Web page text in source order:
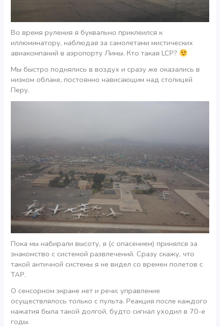
Во время руления я буквально приклеился к
иллюминатору, наблюдая за самолетами мистических
авиакомпаний в аэропорту Лимы. Кто такая LCP?
Мы быстро поднялись в воздух и сразу же оказались в
низком облаке, постоянно нависающим над столицей
Перу.
Пока мы набирали высоту, я (с опасением) принялся за
знакомство с системой развлечений. Сразу скажу, что
такой античной системы я не видел со времен полетов с
ТАР.
О сенсорном экране нет и речи; управление
осуществлялось только с пульта. Реакция после каждого
нажатия была такой долгой, будто сигнал уходил в 70-е
годы.